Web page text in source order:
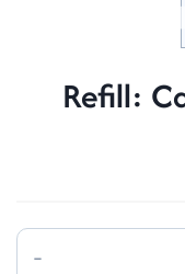
Refill:
Refill:
Calvin